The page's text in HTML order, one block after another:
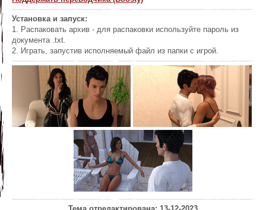
Установка и запуск:
1. Распаковать архив - для распаковки используйте пароль из
документа .txt.
2. Играть, запустив исполняемый файл из папки с игрой.